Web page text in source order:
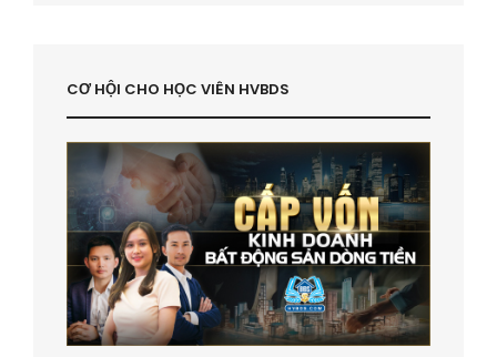
CƠ HỘI CHO HỌC VIÊN HVBDS